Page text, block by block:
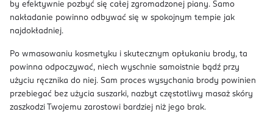
by efektywnie pozbyć się całej zgromadzonej piany. Samo
nakładanie powinno odbywać się w spokojnym tempie jak
najdokładniej.
Po wmasowaniu kosmetyku i skutecznym opłukaniu brody, ta
powinna odpoczywać, niech wyschnie samoistnie bądź przy
użyciu ręcznika do niej. Sam proces wysychania brody powinien
przebiegać bez użycia suszarki, nazbyt częstotliwy masaż skóry
zaszkodzi Twojemu zarostowi bardziej niż jego brak.